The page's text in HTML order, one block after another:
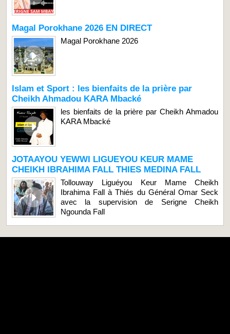
Magal Porokhane 2026 EN DIRECT
Magal Porokhane 2026
Islam et Sport : les bienfaits de la prière par
Cheikh Ahmadou KARA Mbacké
les bienfaits de la prière par Cheikh Ahmadou
KARA Mbacké
JOTAAYOU YEWWI LIGUEYOU KEUR MAME
CHEIKH IBRAHIMA FALL THIES MEDINA FALL
Tollouway Liguéyou Keur Mame Cheikh
Ibrahima Fall à Thiés du Général Omar Seck
avec la supervision de Serigne Cheikh
Ngounda Fall